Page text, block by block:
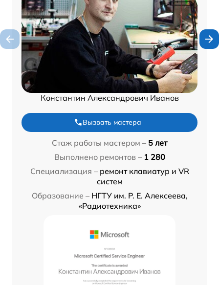
Константин Александрович Иванов
Вызвать мастера
Стаж работы мастером – 5 лет
Выполнено ремонтов – 1 280
Специализация – ремонт клавиатур и VR
систем
Образование – НГТУ им. Р. Е. Алексеева,
«Радиотехника»